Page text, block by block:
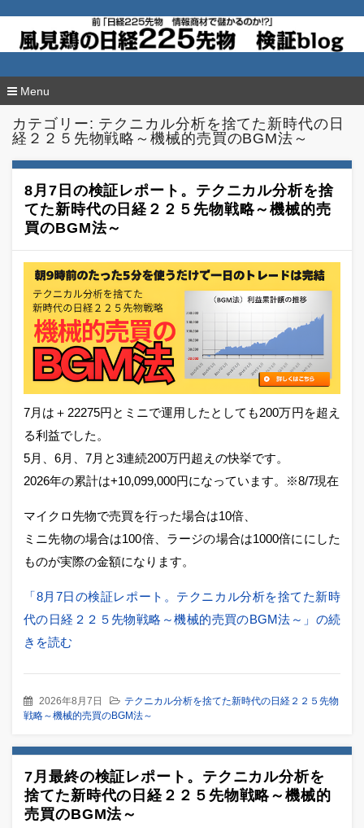
風見鶏の日経225先物 検証blog
Menu
カテゴリー: テクニカル分析を捨てた新時代の日
経２２５先物戦略～機械的売買のBGM法～
8月7日の検証レポート。テクニカル分析を捨
てた新時代の日経２２５先物戦略～機械的売
買のBGM法～
7月は＋22275円とミニで運用したとしても200万円を超え
る利益でした。
5月、6月、7月と3連続200万円超えの快挙です。
2026年の累計は+10,099,000円になっています。※8/7現在
マイクロ先物で売買を行った場合は10倍、
ミニ先物の場合は100倍、ラージの場合は1000倍ににした
ものが実際の金額になります。
「8月7日の検証レポート。テクニカル分析を捨てた新時
代の日経２２５先物戦略～機械的売買のBGM法～」の続
きを読む
2026年8月7日
テクニカル分析を捨てた新時代の日経２２５先物
戦略～機械的売買のBGM法～
7月最終の検証レポート。テクニカル分析を
捨てた新時代の日経２２５先物戦略～機械的
売買のBGM法～